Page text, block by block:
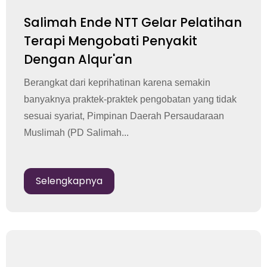
Salimah Ende NTT Gelar Pelatihan
Terapi Mengobati Penyakit
Dengan Alqur'an
Berangkat dari keprihatinan karena semakin
banyaknya praktek-praktek pengobatan yang tidak
sesuai syariat, Pimpinan Daerah Persaudaraan
Muslimah (PD Salimah...
Selengkapnya